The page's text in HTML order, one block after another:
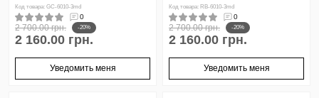
Код товара: GC-6010-3md
0
2 700.00 грн. -20%
2 160.00 грн.
Уведомить меня
Код товара: RB-6010-3md
0
2 700.00 грн. -20%
2 160.00 грн.
Уведомить меня